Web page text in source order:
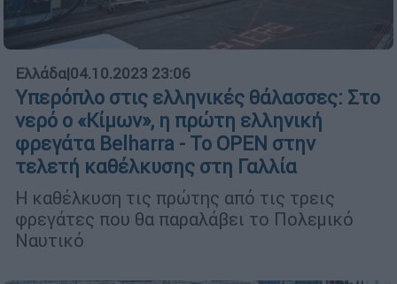
Ελλάδα|04.10.2023 23:06
Υπερόπλο στις ελληνικές θάλασσες: Στο
νερό ο «Κίμων», η πρώτη ελληνική
φρεγάτα Belharra - To OPEN στην
τελετή καθέλκυσης στη Γαλλία
Η καθέλκυση τις πρώτης από τις τρεις
φρεγάτες που θα παραλάβει το Πολεμικό
Ναυτικό